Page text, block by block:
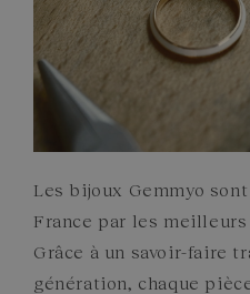
Les bijoux Gemmyo
France par les
Grâce à un savoir-faire
génération, chaque